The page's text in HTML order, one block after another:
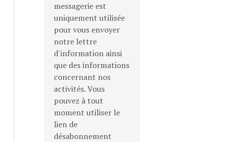
Nord tente sa mue durable
messagerie est
uniquement utilisée
pour vous envoyer
notre lettre
d'information ainsi
que des informations
concernant nos
activités. Vous
pouvez à tout
moment utiliser le
lien de
désabonnement